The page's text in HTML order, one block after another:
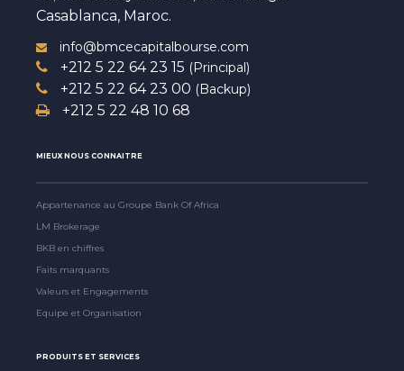
Casablanca, Maroc.
info@bmcecapitalbourse.com
+212 5 22 64 23 15 (Principal)
+212 5 22 64 23 00 (Backup)
+212 5 22 48 10 68
MIEUX NOUS CONNAITRE
Appartenance au Groupe Bank Of Africa
LM Brokerage
BKB en chiffres
Faits marquants
Valeurs et Engagements
Equipe et Organisation
PRODUITS ET SERVICES